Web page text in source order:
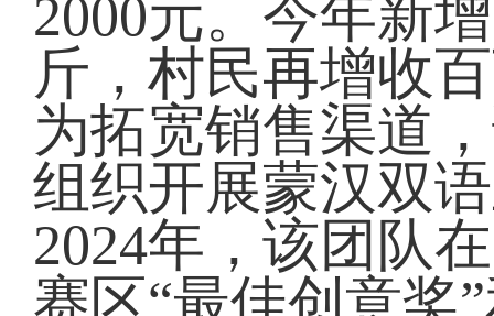
2000元。今年新
斤，村民再增收
为拓宽销售渠道
组织开展蒙汉双
2024年，该团队
赛区“最佳创意奖